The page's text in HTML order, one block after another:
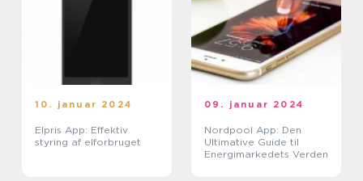
10. januar 2024
Elpris App: Effektiv
styring af elforbruget
09. januar 2024
Nordpool App: Den
Ultimative Guide til
Energimarkedets Verden